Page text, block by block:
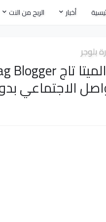
أخبار الربح من النت
بلوجر
الاجتماعي